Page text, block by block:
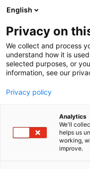
Siirry
sisältöön
Energy
English
Privacy on
We collect and process
understand how it is
selected purposes, or
information, see our
Privacy policy
Analytics
We'll
helps us
working,
improve.